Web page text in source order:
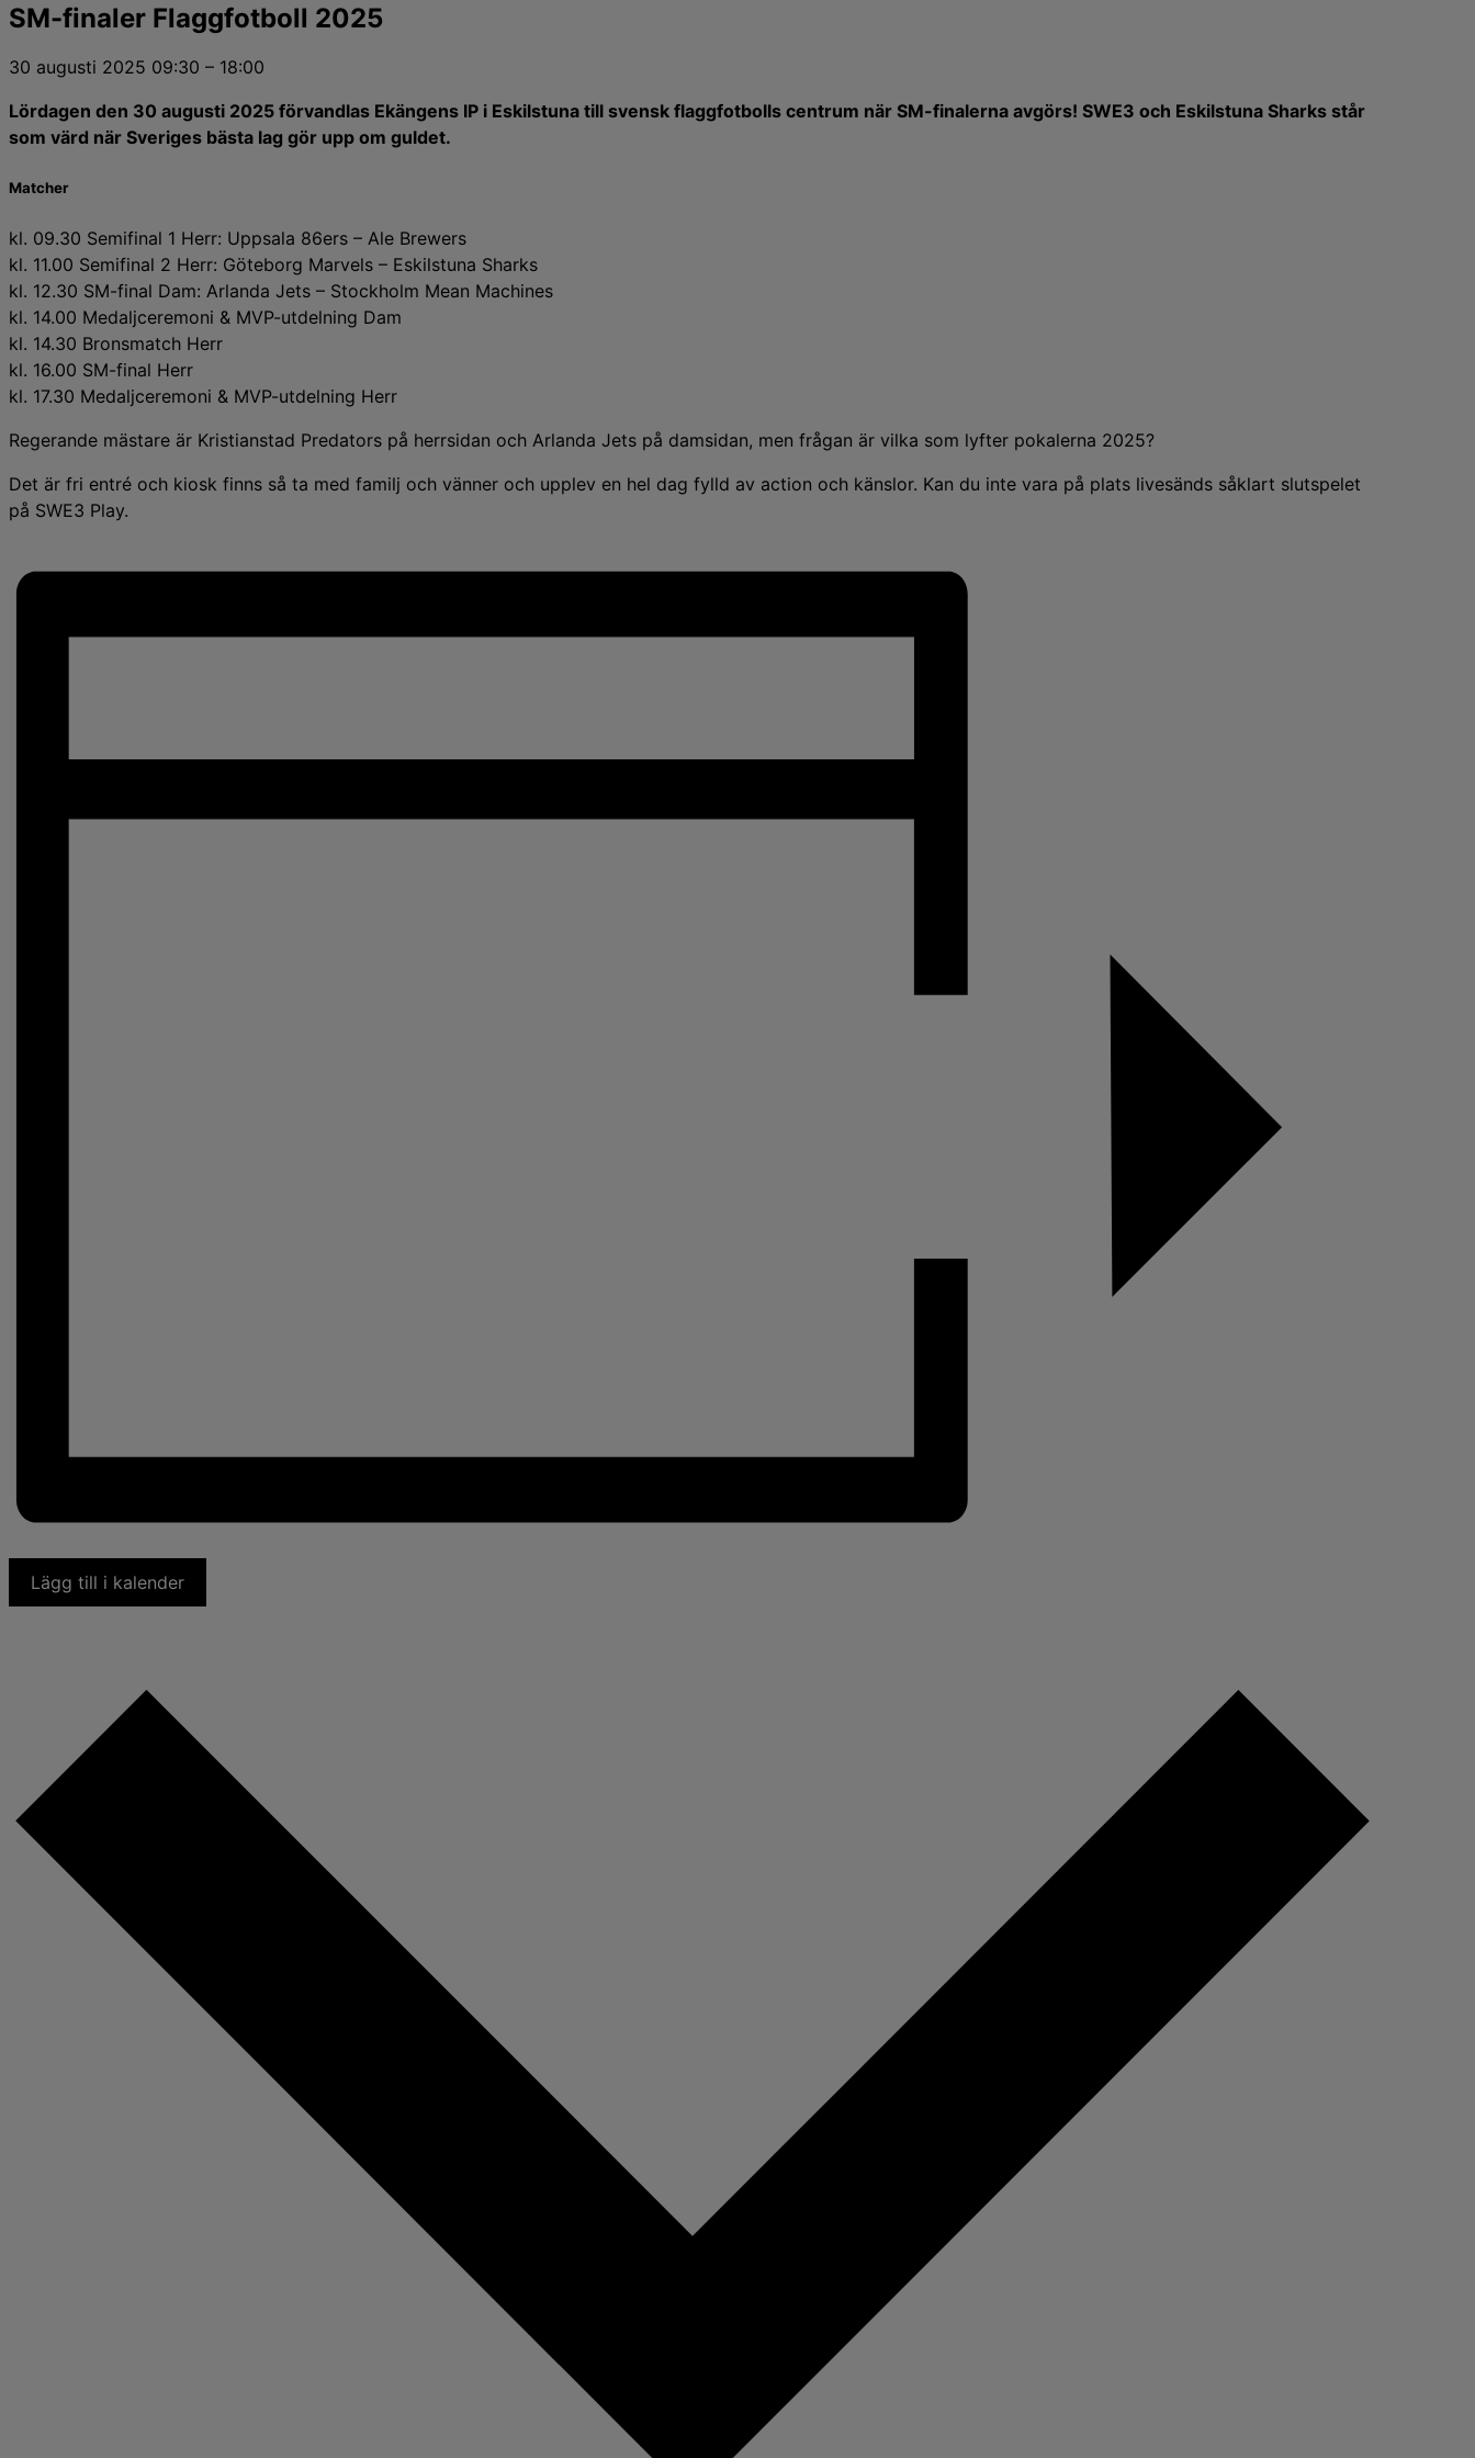
SM-finaler Flaggfotboll 2025
30 augusti 2025 09:30 – 18:00
Lördagen den 30 augusti 2025 förvandlas Ekängens IP i Eskilstuna till svensk flaggfotbolls centrum när SM-finalerna avgörs! SWE3 och Eskilstuna Sharks står
som värd när Sveriges bästa lag gör upp om guldet.
Matcher
kl. 09.30 Semifinal 1 Herr: Uppsala 86ers – Ale Brewers
kl. 11.00 Semifinal 2 Herr: Göteborg Marvels – Eskilstuna Sharks
kl. 12.30 SM-final Dam: Arlanda Jets – Stockholm Mean Machines
kl. 14.00 Medaljceremoni & MVP-utdelning Dam
kl. 14.30 Bronsmatch Herr
kl. 16.00 SM-final Herr
kl. 17.30 Medaljceremoni & MVP-utdelning Herr
Regerande mästare är Kristianstad Predators på herrsidan och Arlanda Jets på damsidan, men frågan är vilka som lyfter pokalerna 2025?
Det är fri entré och kiosk finns så ta med familj och vänner och upplev en hel dag fylld av action och känslor. Kan du inte vara på plats livesänds såklart slutspelet
på SWE3 Play.
Lägg till i kalender